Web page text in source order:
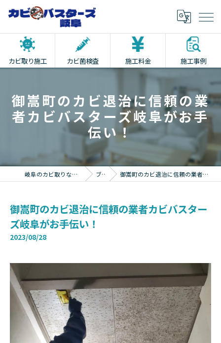
カビ取り施工 カビ菌検査 施工料金 施工事例
御嵩町のカビ退治に信頼の業
者カビバスターズ岐阜がお手
伝い！
岐阜のカビ取りならカビバスターズ岐阜 ブログ 御嵩町のカビ退治に信頼の業者カビバスターズ岐阜がお手伝い！
御嵩町のカビ退治に信頼の業者カビバスター
ズ岐阜がお手伝い！
2023/08/28